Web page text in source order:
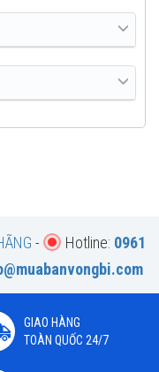
- Hotline: 0961
GIAO HÀNG
TOÀN QUỐC 24/7